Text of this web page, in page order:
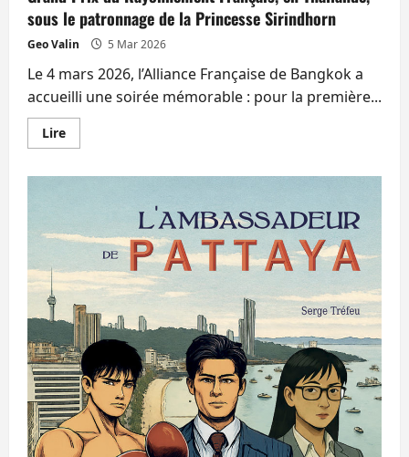
sous le patronnage de la Princesse Sirindhorn
Geo Valin 5 Mar 2026
Le 4 mars 2026, l’Alliance Française de Bangkok a
accueilli une soirée mémorable : pour la première...
LireEn
savoir
Rayonnement
Français,
en
Thaïlande,
sous
le
patronnage
de
la
Princesse
Sirindhorn